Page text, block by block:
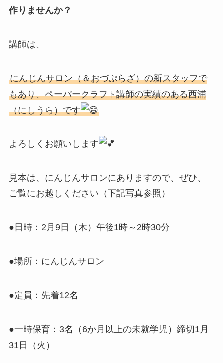
作りませんか？
講師は、
にんじんサロン（＆おづぷらざ）の新スタッフで
もあり、ペーパークラフト講師の実績のある西浦
（にしうら）です
よろしくお願いします
見本は、にんじんサロンにありますので、ぜひ、
ご覧にお越しください（下記写真参照）
●日時：2月9日（木）午後1時～2時30分
●場所：にんじんサロン
●定員：先着12名
●一時保育：3名（6か月以上の未就学児）締切1月
31日（火）